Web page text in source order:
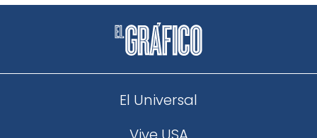
El Universal